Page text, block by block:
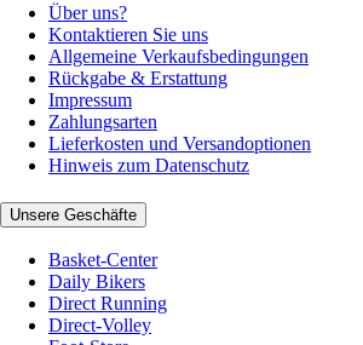
Über uns?
Kontaktieren Sie uns
Allgemeine Verkaufsbedingungen
Rückgabe & Erstattung
Impressum
Zahlungsarten
Lieferkosten und Versandoptionen
Hinweis zum Datenschutz
Unsere Geschäfte
Basket-Center
Daily Bikers
Direct Running
Direct-Volley